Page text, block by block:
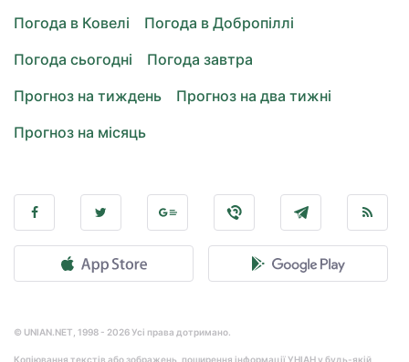
Погода в Ковелі
Погода в Добропіллі
Погода сьогодні
Погода завтра
Прогноз на тиждень
Прогноз на два тижні
Прогноз на місяць
© UNIAN.NET, 1998 - 2026 Усі права дотримано.
Копіювання текстів або зображень, поширення інформації УНІАН у будь-якій